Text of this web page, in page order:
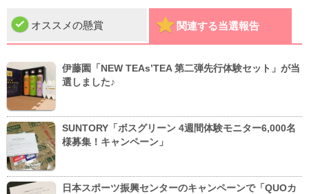
オススメの懸賞 関連する当選報告
伊藤園「NEW TEAs’TEA 第二弾先行体験セット」が当
選しました♪
SUNTORY「ボスグリーン 4週間体験モニター6,000名
様募集！キャンペーン」
日本スポーツ振興センターのキャンペーンで「QUOカ